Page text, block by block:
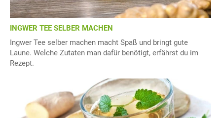
INGWER TEE SELBER MACHEN
Ingwer Tee selber machen macht Spaß und bringt gute
Laune. Welche Zutaten man dafür benötigt, erfährst du im
Rezept.